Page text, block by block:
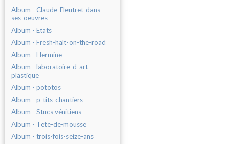
Album - Claude-Fleutret-dans-
ses-oeuvres
Album - Etats
Album - Fresh-halt-on-the-road
Album - Hermine
Album - laboratoire-d-art-
plastique
Album - pototos
Album - p-tits-chantiers
Album - Stucs vénitiens
Album - Tete-de-mousse
Album - trois-fois-seize-ans